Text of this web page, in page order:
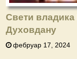
Свети
Духовдану
фебруар 17, 2024